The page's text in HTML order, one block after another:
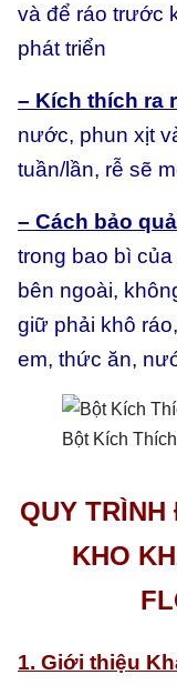
và để ráo trước
phát triển
– Kích thích ra
nước, phun xịt
tuần/lần, rễ sẽ
– Cách bảo
trong bao bì
bên ngoài,
giữ phải khô
em, thức ăn,
Bột Kích
QUY
KHO
1. Giới thiệu